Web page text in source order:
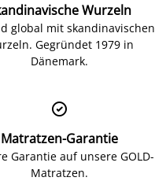
Wurzeln
global mit skandinavischen
Gegründet 1979 in
Dänemark.

Matratzen-Garantie
Garantie auf unsere GOLD-
Matratzen.